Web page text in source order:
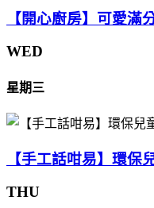
【開心廚房】可愛滿
WED
星期三
【手工話咁易】環保
THU